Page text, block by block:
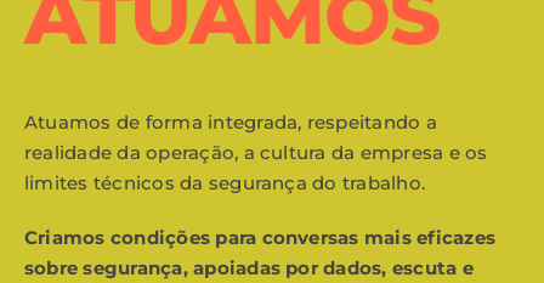
Atuamos de forma integrada, respeitando a
realidade da operação, a cultura da empresa e os
limites técnicos da segurança do trabalho.
Criamos condições para conversas mais eficazes
sobre segurança, apoiadas por dados, escuta e